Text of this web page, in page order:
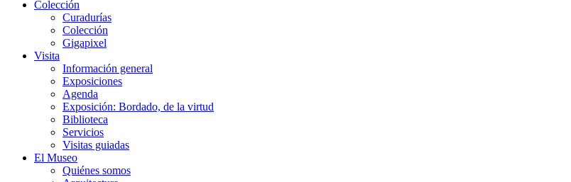
Colección
Curadurías
Colección
Gigapixel
Visita
Información general
Exposiciones
Agenda
Exposición: Bordado, de la virtud
Biblioteca
Servicios
Visitas guiadas
El Museo
Quiénes somos